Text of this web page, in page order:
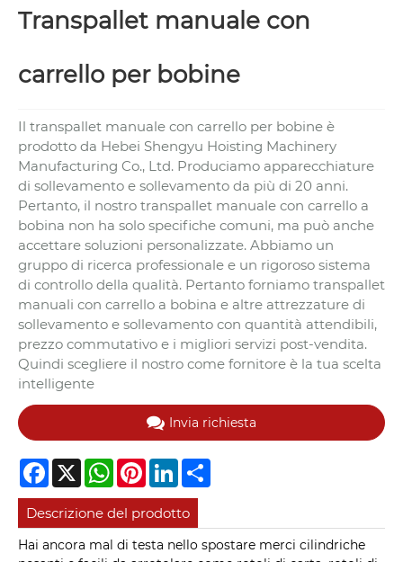
Transpallet manuale con
carrello per bobine
Il transpallet manuale con carrello per bobine è
prodotto da Hebei Shengyu Hoisting Machinery
Manufacturing Co., Ltd. Produciamo apparecchiature
di sollevamento e sollevamento da più di 20 anni.
Pertanto, il nostro transpallet manuale con carrello a
bobina non ha solo specifiche comuni, ma può anche
accettare soluzioni personalizzate. Abbiamo un
gruppo di ricerca professionale e un rigoroso sistema
di controllo della qualità. Pertanto forniamo transpallet
manuali con carrello a bobina e altre attrezzature di
sollevamento e sollevamento con quantità attendibili,
prezzo commutativo e i migliori servizi post-vendita.
Quindi scegliere il nostro come fornitore è la tua scelta
intelligente
Invia richiesta
Facebook
X WhatsApp
PinterestLinkedIn
Descrizione del prodotto
Hai ancora mal di testa nello spostare merci cilindriche